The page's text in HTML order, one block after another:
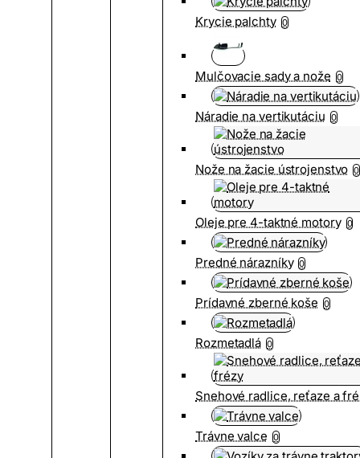
Krycie palchty 0
Mulčovacie sady a nože 0
Náradie na vertikutáciu 0
Nože na žacie ústrojenstvo 0
Oleje pre 4-taktné motory 0
Predné nárazníky 0
Prídavné zberné koše 0
Rozmetadlá 0
Snehové radlice, reťaze a
Trávne valce 0